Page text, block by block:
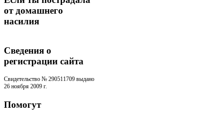
от домашнего
насилия
Сведения о
регистрации cайта
Свидетельство № 290511709 выдано
26 ноября 2009 г.
Помогут